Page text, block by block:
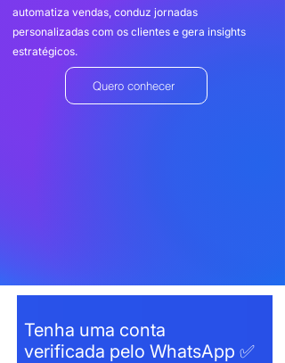
automatiza vendas, conduz jornadas
personalizadas com os clientes e gera insights
estratégicos.
Quero conhecer
Tenha uma conta
verificada pelo WhatsApp ✅